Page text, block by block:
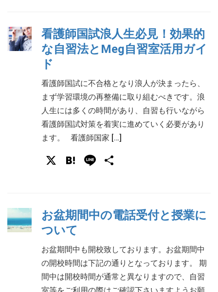
看護師国試浪人生必見！効果的
な自習法とMeg自習室活用ガイ
ド
看護師国試に不合格となり浪人が決まったら、
まず学習環境の再整備に取り組むべきです。浪
人生には多くの時間があり、自習も行いながら
看護師国試対策を着実に進めていく必要があり
ます。 看護師国家 […]
X Hatena
Line
お盆期間中の電話受付と授業に
ついて
お盆期間中も開校致しております。お盆期間中
の開校時間は下記の通りとなっております。 期
間中は開校時間が通常と異なりますので、自習